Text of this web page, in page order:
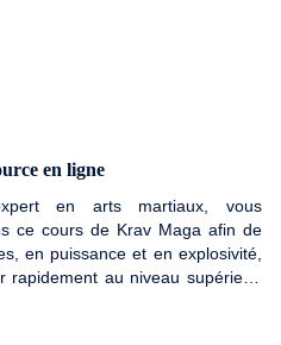
en ligne
en arts martiaux, vous
ce cours de Krav Maga afin de
en puissance et en explosivité,
au niveau supérieur.
répétez les enchaînements